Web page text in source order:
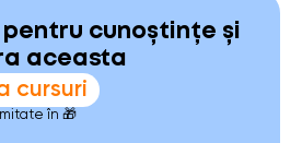
cunoștințe și
aceasta
cursuri
în 🎁